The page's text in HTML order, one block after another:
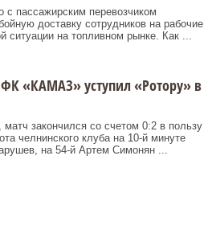
пассажирским перевозчиком
доставку сотрудников на рабочие
ситуации на топливном рынке. Как ...
«КАМАЗ» уступил «Ротору» в
закончился со счетом 0:2 в пользу
челнинского клуба на 10-й минуте
на 54-й Артем Симонян ...